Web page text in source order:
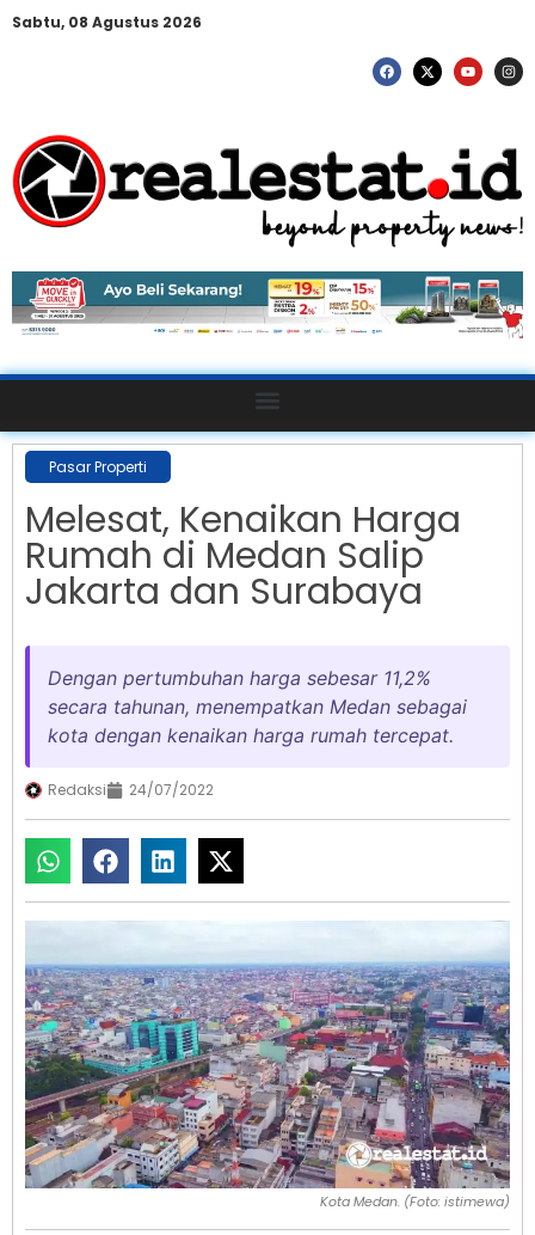
Sabtu, 08 Agustus 2026
Pasar Properti
Melesat, Kenaikan Harga
Rumah di Medan Salip
Jakarta dan Surabaya
Dengan pertumbuhan harga sebesar 11,2%
secara tahunan, menempatkan Medan sebagai
kota dengan kenaikan harga rumah tercepat.
Redaksi 24/07/2022
Kota Medan. (Foto: istimewa)